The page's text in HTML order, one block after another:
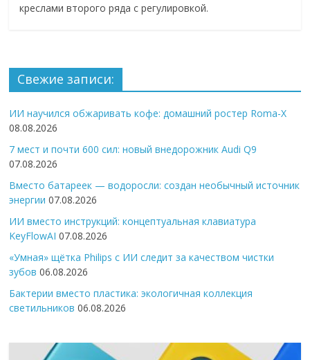
креслами второго ряда с регулировкой.
Свежие записи:
ИИ научился обжаривать кофе: домашний ростер Roma-X
08.08.2026
7 мест и почти 600 сил: новый внедорожник Audi Q9
07.08.2026
Вместо батареек — водоросли: создан необычный источник
энергии 07.08.2026
ИИ вместо инструкций: концептуальная клавиатура
KeyFlowAI 07.08.2026
«Умная» щётка Philips с ИИ следит за качеством чистки
зубов 06.08.2026
Бактерии вместо пластика: экологичная коллекция
светильников 06.08.2026